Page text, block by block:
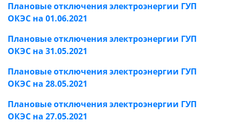
Плановые отключения электроэнергии ГУП
ОКЭС на 01.06.2021
Плановые отключения электроэнергии ГУП
ОКЭС на 31.05.2021
Плановые отключения электроэнергии ГУП
ОКЭС на 28.05.2021
Плановые отключения электроэнергии ГУП
ОКЭС на 27.05.2021